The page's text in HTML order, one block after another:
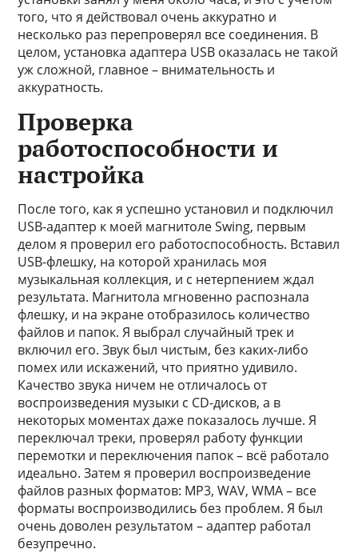
того, что я действовал очень аккуратно и
несколько раз перепроверял все соединения. В
целом, установка адаптера USB оказалась не такой
уж сложной, главное – внимательность и
аккуратность.
Проверка
работоспособности и
настройка
После того, как я успешно установил и подключил
USB-адаптер к моей магнитоле Swing, первым
делом я проверил его работоспособность. Вставил
USB-флешку, на которой хранилась моя
музыкальная коллекция, и с нетерпением ждал
результата. Магнитола мгновенно распознала
флешку, и на экране отобразилось количество
файлов и папок. Я выбрал случайный трек и
включил его. Звук был чистым, без каких-либо
помех или искажений, что приятно удивило.
Качество звука ничем не отличалось от
воспроизведения музыки с CD-дисков, а в
некоторых моментах даже показалось лучше. Я
переключал треки, проверял работу функции
перемотки и переключения папок – всё работало
идеально. Затем я проверил воспроизведение
файлов разных форматов: MP3, WAV, WMA – все
форматы воспроизводились без проблем. Я был
очень доволен результатом – адаптер работал
безупречно.